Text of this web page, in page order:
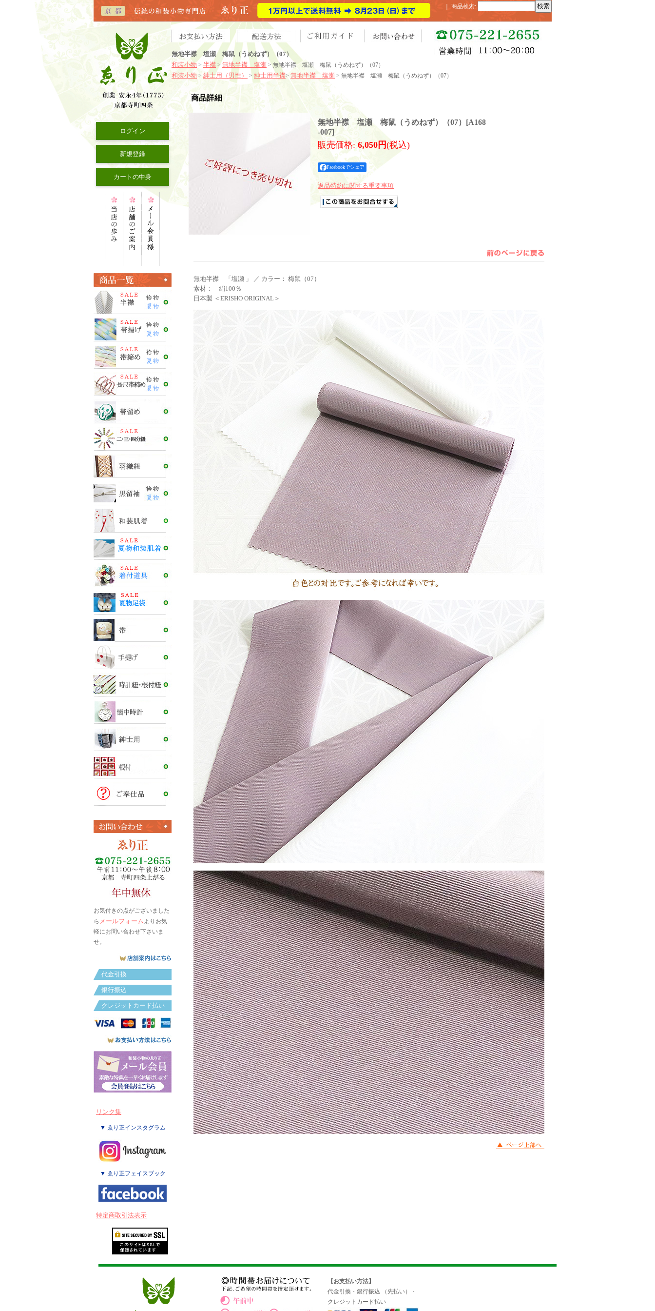
無地半襟 塩瀬 梅鼠（うめねず）（07）
和装小物 > 半襟 >無地半襟 塩瀬 > 無地半襟 塩瀬 梅鼠（うめねず）（07）
和装小物 > 紳士用（男性） > 紳士用半襟> 無地半襟 塩瀬 > 無地半襟 塩瀬 梅鼠（うめねず）（07）
商品検索:
ログイン
新規登録
カートの中身
お気付きの点がございました
ら メールフォームよりお気
軽にお問い合わせ下さいま
せ。
代金引換
銀行振込
クレジットカード払い
リンク集
▼ ゑり正インスタグラム
▼ ゑり正フェイスブック
特定商取引法表示
商品詳細
無地半襟 塩瀬 梅鼠（うめねず）（07） [A168
-007]
販売価格: 6,050円(税込)
Facebookでシェア
返品特約に関する重要事項
無地半襟 「塩瀬 」 ／ カラー： 梅鼠（07）
素材： 絹100％
日本製 ＜ERISHO ORIGINAL＞
【お支払い方法】
代金引換・銀行振込 （先払い）・
クレジットカード払い